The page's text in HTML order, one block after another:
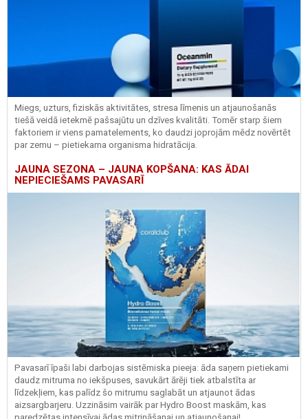
Miegs, uzturs, fiziskās aktivitātes, stresa līmenis un atjaunošanās
tiešā veidā ietekmē pašsajūtu un dzīves kvalitāti. Tomēr starp šiem
faktoriem ir viens pamatelements, ko daudzi joprojām mēdz novērtēt
par zemu – pietiekama organisma hidratācija.
JAUNA SEZONA – JAUNA KOPŠANA: KAS ĀDAI
NEPIECIEŠAMS PAVASARĪ
Pavasarī īpaši labi darbojas sistēmiska pieeja: āda saņem pietiekami
daudz mitruma no iekšpuses, savukārt ārēji tiek atbalstīta ar
līdzekļiem, kas palīdz šo mitrumu saglabāt un atjaunot ādas
aizsargbarjeru. Uzzināsim vairāk parHydro Boost maskām, kas